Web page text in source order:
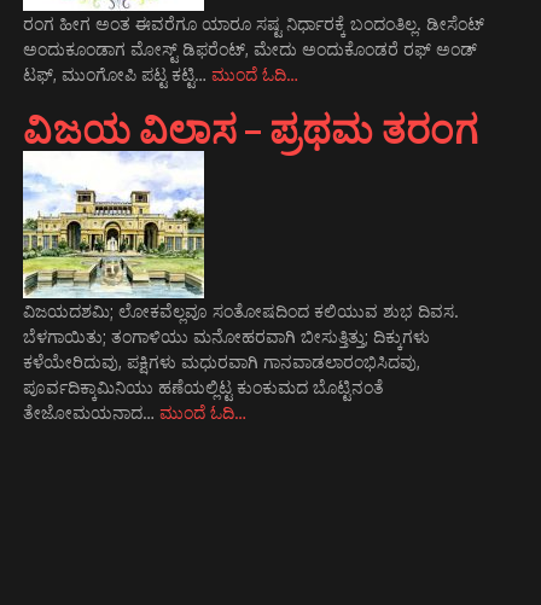
ರಂಗ ಹೀಗ ಅಂತ ಈವರೆಗೂ ಯಾರೂ ಸಷ್ಟ ನಿರ್ಧಾರಕ್ಕೆ ಬಂದಂತಿಲ್ಲ. ಡೀಸೆಂಟ್
ಅಂದುಕೂಂಡಾಗ ಮೋಸ್ಟ್‌ ಡಿಫರೆಂಟ್‌, ಮೇದು ಅಂದುಕೊಂಡರೆ ರಫ್ ಅಂಡ್
ಟಫ್, ಮುಂಗೋಪಿ ಪಟ್ಟ ಕಟ್ಟಿ…ಮುಂದೆ ಓದಿ…
ವಿಜಯ ವಿಲಾಸ – ಪ್ರಥಮ ತರಂಗ
ವಿಜಯದಶಮಿ; ಲೋಕವೆಲ್ಲವೂ ಸಂತೋಷದಿಂದ ಕಲಿಯುವ ಶುಭ ದಿವಸ.
ಬೆಳಗಾಯಿತು; ತಂಗಾಳಿಯು ಮನೋಹರವಾಗಿ ಬೀಸುತ್ತಿತ್ತು; ದಿಕ್ಕುಗಳು
ಕಳೆಯೇರಿದುವು, ಪಕ್ಷಿಗಳು ಮಧುರವಾಗಿ ಗಾನವಾಡಲಾರಂಭಿಸಿದವು,
ಪೂರ್ವದಿಕ್ಕಾಮಿನಿಯು ಹಣೆಯಲ್ಲಿಟ್ಟ ಕುಂಕುಮದ ಬೊಟ್ಟಿನಂತೆ
ತೇಜೋಮಯನಾದ…ಮುಂದೆ ಓದಿ…